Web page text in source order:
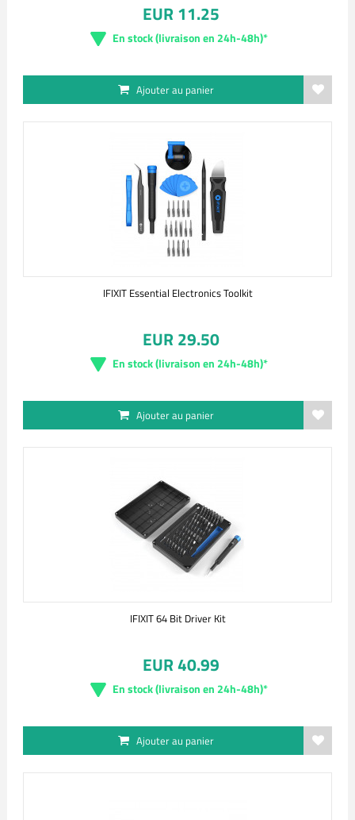
EUR 11.25
En stock (livraison en 24h-48h)*
Ajouter au panier
IFIXIT Essential Electronics Toolkit
EUR 29.50
En stock (livraison en 24h-48h)*
Ajouter au panier
IFIXIT 64 Bit Driver Kit
EUR 40.99
En stock (livraison en 24h-48h)*
Ajouter au panier